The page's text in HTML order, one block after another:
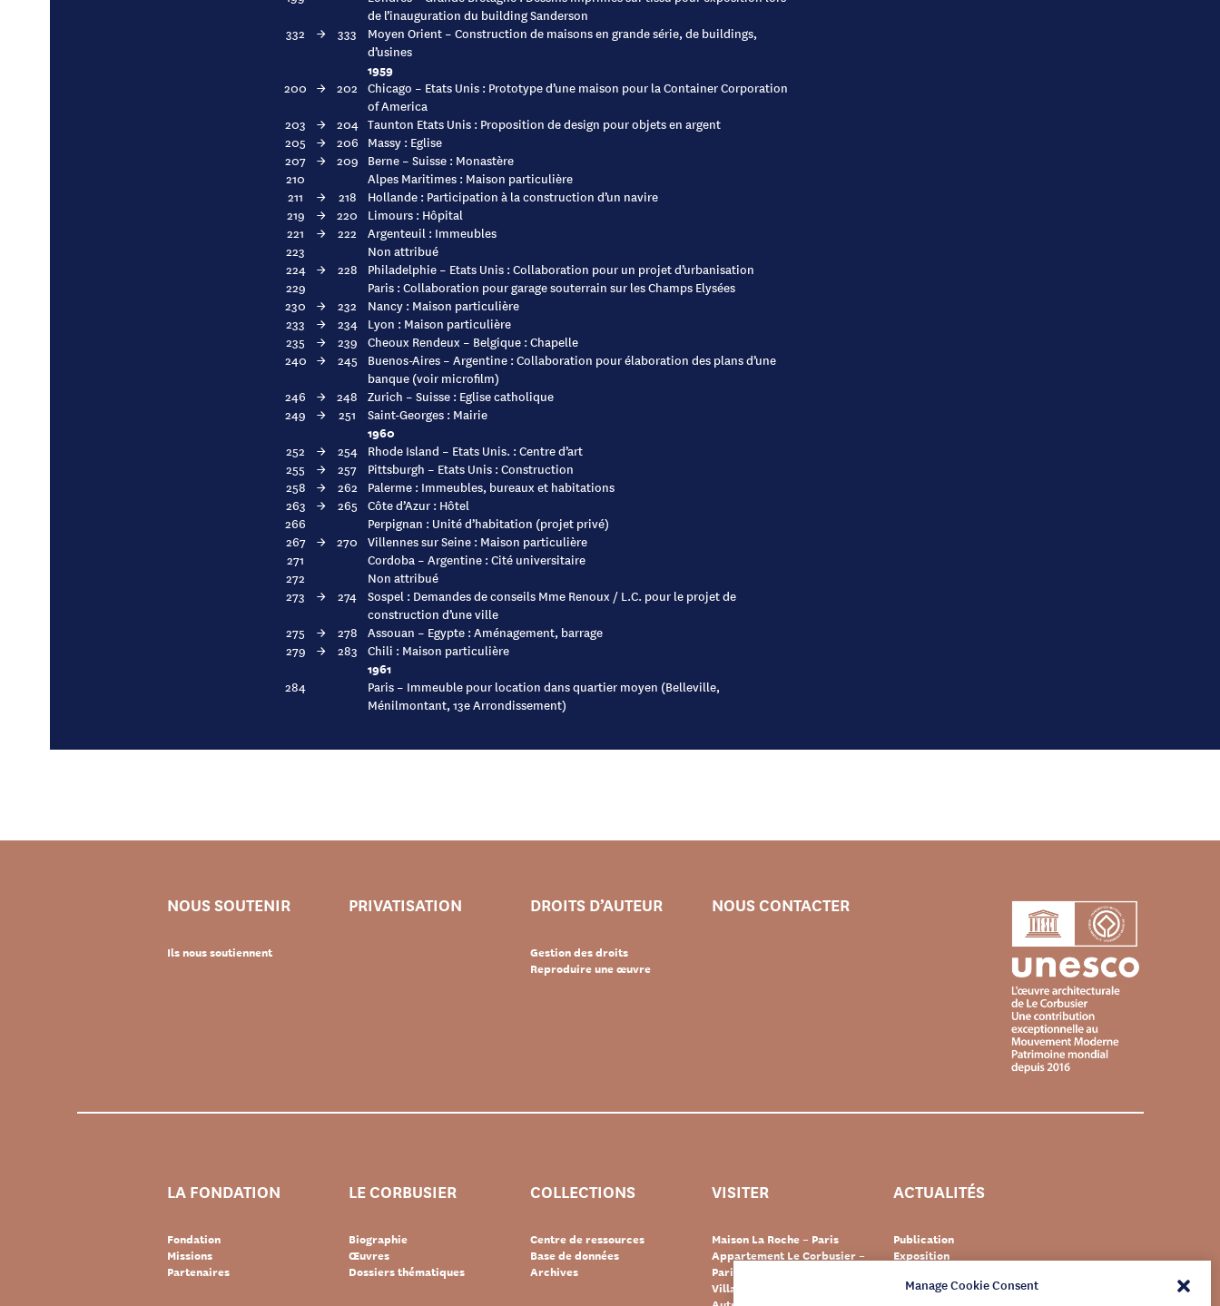
Manage Cookie Consent
de l’inauguration du building Sanderson
332
→ 333
Moyen Orient – Construction de maisons en grande série, de buildings,
d’usines
1959
200 → 202 Chicago – Etats Unis : Prototype d’une maison pour la Container Corporation
of America
203
→ 204 Taunton Etats Unis : Proposition de design pour objets en argent
205
→ 206 Massy : Eglise
207 → 209 Berne – Suisse : Monastère
210
Alpes Maritimes : Maison particulière
211
→ 218
Hollande : Participation à la construction d’un navire
219
→ 220
Limours : Hôpital
221
→ 222 Argenteuil : Immeubles
223
Non attribué
224
→ 228
Philadelphie – Etats Unis : Collaboration pour un projet d’urbanisation
229
Paris : Collaboration pour garage souterrain sur les Champs Elysées
230
→ 232
Nancy : Maison particulière
233
→ 234
Lyon : Maison particulière
235
→ 239 Cheoux Rendeux – Belgique : Chapelle
240 → 245
Buenos-Aires – Argentine : Collaboration pour élaboration des plans d’une
banque (voir microfilm)
246
→ 248 Zurich – Suisse : Eglise catholique
249
→ 251 Saint-Georges : Mairie
1960
252 → 254
Rhode Island – Etats Unis. : Centre d’art
255
→ 257
Pittsburgh – Etats Unis : Construction
258
→ 262
Palerme : Immeubles, bureaux et habitations
263
→ 265 Côte d’Azur : Hôtel
266
Perpignan : Unité d’habitation (projet privé)
267
→ 270 Villennes sur Seine : Maison particulière
271
Cordoba – Argentine : Cité universitaire
272
Non attribué
273
→ 274 Sospel : Demandes de conseils Mme Renoux / L.C. pour le projet de
construction d’une ville
275
→ 278 Assouan – Egypte : Aménagement, barrage
279
→ 283 Chili : Maison particulière
1961
284
Paris – Immeuble pour location dans quartier moyen (Belleville,
Ménilmontant, 13e Arrondissement)
NOUS SOUTENIR
Ils nous soutiennent
PRIVATISATION DROITS D’AUTEUR
Gestion des droits
Reproduire une œuvre
NOUS CONTACTER
LA FONDATION
Fondation
Missions
Partenaires
LE CORBUSIER
Biographie
Œuvres
Dossiers thématiques
COLLECTIONS
Centre de ressources
Base de données
Archives
VISITER
Maison La Roche – Paris
Appartement Le Corbusier –
Paris
Villa « Le Lac » – Suisse
ACTUALITÉS
Publication
Exposition
Documentaire